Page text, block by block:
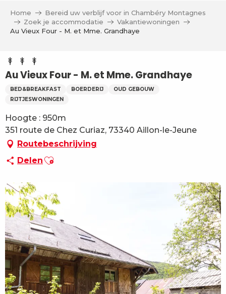
contenu
Home
Bereid uw verblijf voor in Chambéry Montagnes
Zoek je accommodatie
Vakantiewoningen
Au Vieux Four - M. et Mme. Grandhaye
Au Vieux Four - M. et Mme. Grandhaye
BED&BREAKFAST BOERDERIJ
OUD GEBOUW
RIJTJESWONINGEN
Hoogte : 950m
351 route de Chez Curiaz, 73340 Aillon-le-Jeune
Routebeschrijving
Delen Ajouter aux favoris